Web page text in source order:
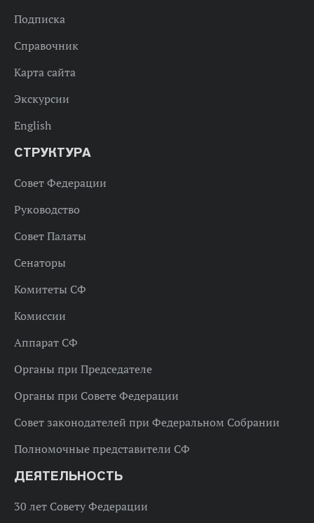
Подписка
Справочник
Карта сайта
Экскурсии
English
СТРУКТУРА
Совет Федерации
Руководство
Совет Палаты
Сенаторы
Комитеты СФ
Комиссии
Аппарат СФ
Органы при Председателе
Органы при Совете Федерации
Совет законодателей при Федеральном Собрании
Полномочные представители СФ
ДЕЯТЕЛЬНОСТЬ
30 лет Совету Федерации